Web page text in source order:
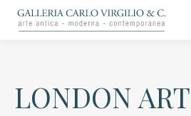
Carlo Virgilio & C.
Arte moderna e contemporanea
LONDON ART